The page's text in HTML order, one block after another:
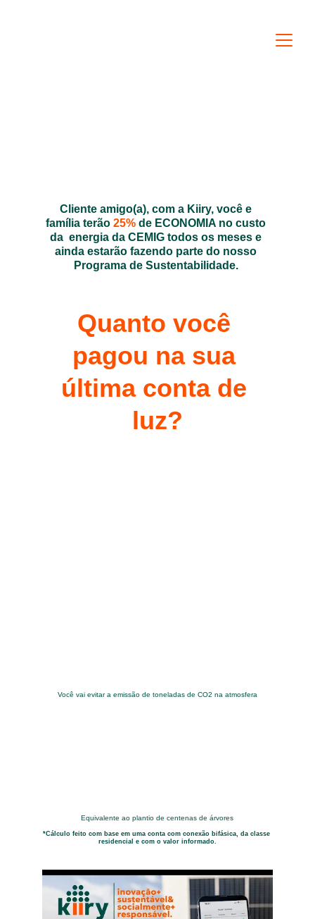
*Cálculo feito com base em uma conta com conexão bifásica, da classe
residencial e com o valor informado.
Quanto você
pagou na sua
última conta de
luz?
Você vai evitar a emissão de toneladas de CO2 na atmosfera
Equivalente ao plantio de centenas de árvores
Cliente amigo(a), com a Kiiry, você e
família terão 25% de ECONOMIA no custo
da  energia da CEMIG todos os meses e
ainda estarão fazendo parte do nosso
Programa de Sustentabilidade.